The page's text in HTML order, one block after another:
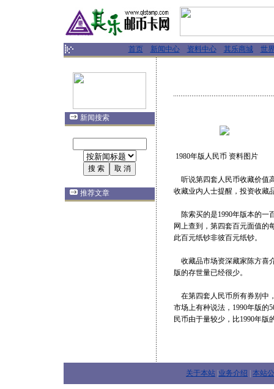
首页 新闻中心 资料中心 其乐商城 世
新闻搜索
推荐文章
1980年版人民币 资料图片
听说第四套人民币收藏价值
收藏业内人士提醒，投资收藏
陈索买的是1990年版本的一
网上查到，第四套百元面值的
此百元纸钞非彼百元纸钞。
收藏品市场资深藏家陈方喜
版的存世量已经很少。
在第四套人民币所有券别中
市场上有种说法，1990年版的
民币由于量较少，比1990年版
关于本站 业务介绍 本站